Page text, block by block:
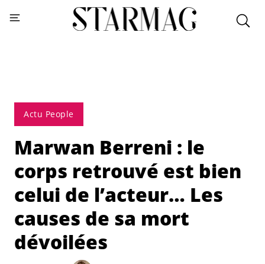
Actu People
Marwan Berreni : le
corps retrouvé est bien
celui de l’acteur… Les
causes de sa mort
dévoilées